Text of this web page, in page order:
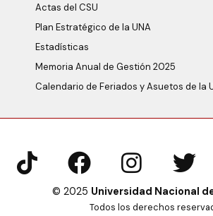
Actas del CSU
Plan Estratégico de la UNA
Estadísticas
Memoria Anual de Gestión 2025
Calendario de Feriados y Asuetos de la
© 2025 Universidad Nacional
Todos los derechos